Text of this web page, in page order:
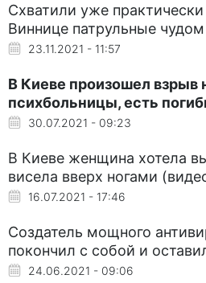
Схватили уже практически
Виннице патрульные
23.11.2021 - 11:57
В Киеве произошел взрыв
психбольницы, есть
30.07.2021 - 09:23
В Киеве женщина хотела
висела вверх ногами
16.07.2021 - 17:46
Создатель мощного
покончил с собой и
24.06.2021 - 09:06